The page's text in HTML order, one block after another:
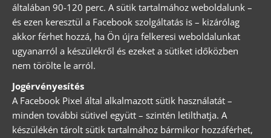
általában 90-120 perc. A sütik tartalmához weboldalunk –
és ezen keresztül a Facebook szolgáltatás is – kizárólag
akkor férhet hozzá, ha Ön újra felkeresi weboldalunkat
ugyanarról a készülékről és ezeket a sütiket időközben
nem törölte le arról.
Jogérvényesítés
A Facebook Pixel által alkalmazott sütik használatát –
minden további sütivel együtt – szintén letilthatja. A
készülékén tárolt sütik tartalmához bármikor hozzáférhet,